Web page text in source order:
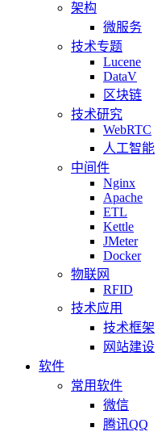
架构
微服务
技术专题
Lucene
DataV
区块链
技术研究
WebRTC
人工智能
中间件
Nginx
Apache
ETL
Kettle
JMeter
Docker
物联网
RFID
技术应用
技术框架
网站建设
软件
常用软件
微信
腾讯QQ